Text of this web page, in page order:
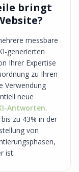
bringt
messbare
generierten
Ihrer Expertise
zu Ihren
Verwendung
neue
Antworten.
zu 43% in der
von
ist.